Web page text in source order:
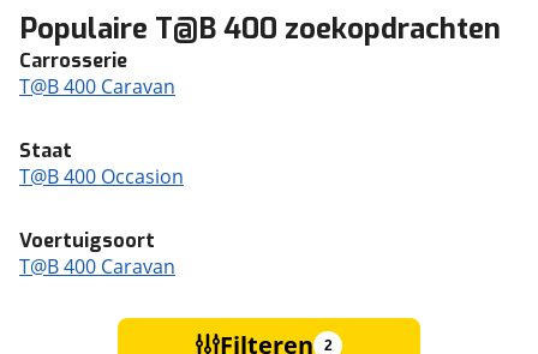
Populaire T@B 400 zoekopdrachten
Carrosserie
T@B 400 Caravan
Staat
T@B 400 Occasion
Voertuigsoort
T@B 400 Caravan
Filteren 2